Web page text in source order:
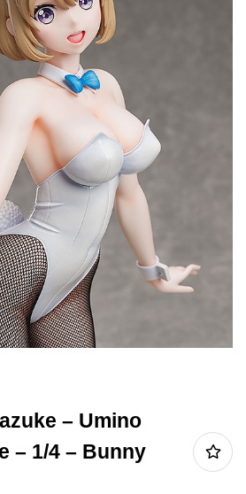
– Umino
– 1/4 – Bunny